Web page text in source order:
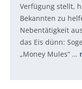
Verfügung stellt,
Bekannten zu
Nebentätigkeit
das Eis dünn:
„Money Mules“ …